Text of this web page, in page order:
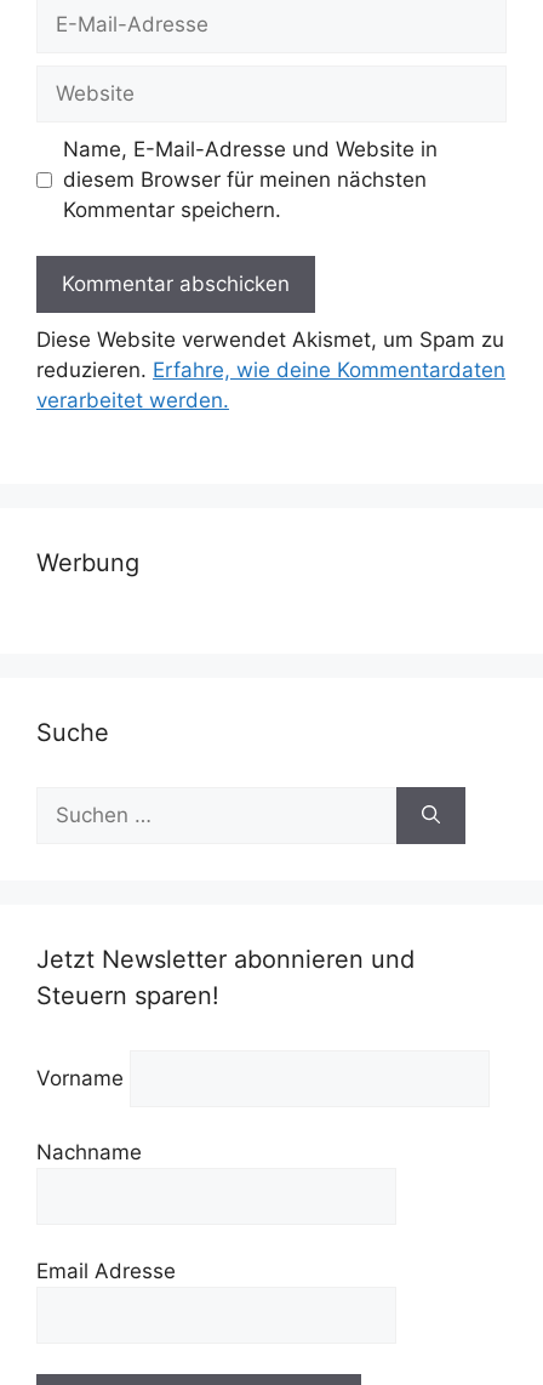
Mail-
Name, E-Mail-Adresse und Website in
diesem Browser für meinen nächsten
Kommentar speichern.
Diese Website verwendet Akismet, um Spam zu
reduzieren. Erfahre, wie deine Kommentardaten
verarbeitet werden.
Werbung
Suche
nach:
Jetzt Newsletter abonnieren und
Steuern sparen!
Vorname
Nachname
Email Adresse